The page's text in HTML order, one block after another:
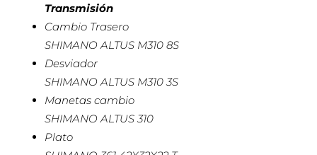
Transmisión
Cambio Trasero
SHIMANO ALTUS M310 8S
Desviador
SHIMANO ALTUS M310 3S
Manetas cambio
SHIMANO ALTUS 310
Plato